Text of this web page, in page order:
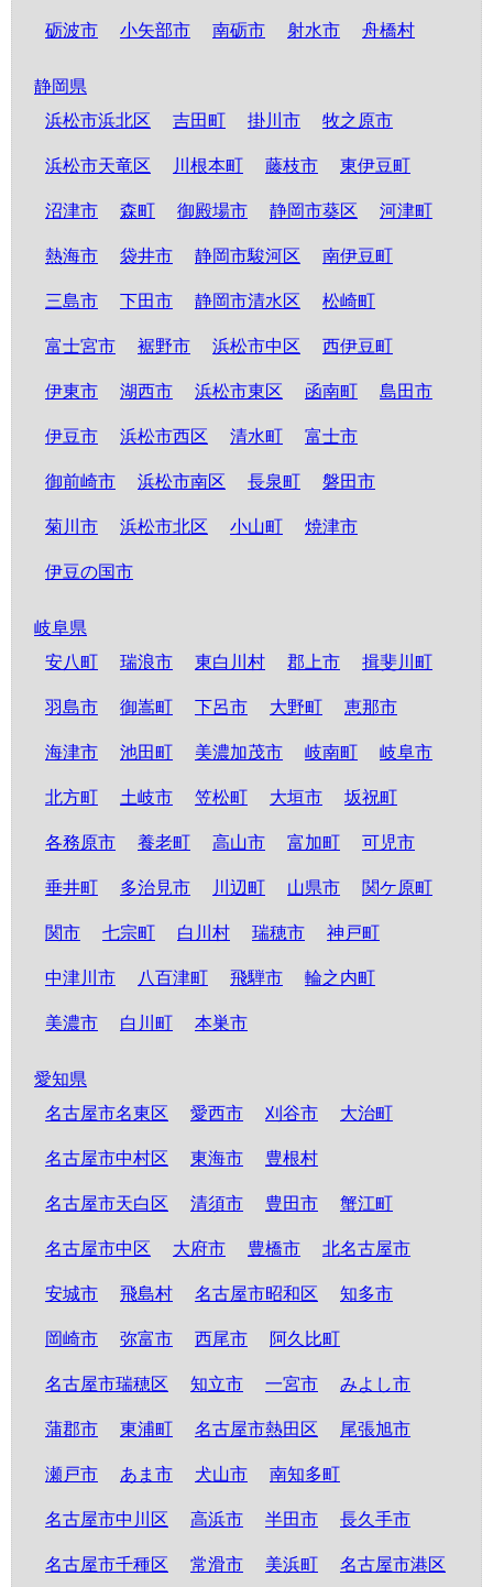
砺波市 小矢部市 南砺市 射水市 舟橋村
静岡県
浜松市浜北区
吉田町 掛川市 牧之原市
浜松市天竜区 川根本町 藤枝市 東伊豆町
沼津市 森町 御殿場市 静岡市葵区 河津町
熱海市 袋井市 静岡市駿河区 南伊豆町
三島市 下田市 静岡市清水区 松崎町
富士宮市 裾野市 浜松市中区 西伊豆町
伊東市 湖西市 浜松市東区 函南町 島田市
伊豆市 浜松市西区 清水町 富士市
御前崎市 浜松市南区 長泉町 磐田市
菊川市 浜松市北区 小山町 焼津市
伊豆の国市
岐阜県
安八町
瑞浪市 東白川村 郡上市 揖斐川町
羽島市 御嵩町 下呂市 大野町 恵那市
海津市 池田町 美濃加茂市 岐南町 岐阜市
北方町 土岐市 笠松町 大垣市 坂祝町
各務原市 養老町 高山市 富加町 可児市
垂井町 多治見市 川辺町 山県市 関ケ原町
関市 七宗町 白川村 瑞穂市 神戸町
中津川市 八百津町 飛騨市 輪之内町
美濃市 白川町 本巣市
愛知県
名古屋市名東区
愛西市 刈谷市 大治町
名古屋市中村区 東海市 豊根村
名古屋市天白区 清須市 豊田市 蟹江町
名古屋市中区 大府市 豊橋市 北名古屋市
安城市 飛島村 名古屋市昭和区 知多市
岡崎市 弥富市 西尾市 阿久比町
名古屋市瑞穂区 知立市 一宮市 みよし市
蒲郡市 東浦町 名古屋市熱田区 尾張旭市
瀬戸市 あま市 犬山市 南知多町
名古屋市中川区 高浜市 半田市 長久手市
名古屋市千種区 常滑市 美浜町 名古屋市港区